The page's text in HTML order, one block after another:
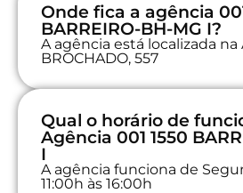
Onde fica a agência
BARREIRO-BH-MG I?
A agência está localizada na
BROCHADO, 557
Qual o horário de
Agência 001 1550
I
A agência funciona de
11:00h às 16:00h